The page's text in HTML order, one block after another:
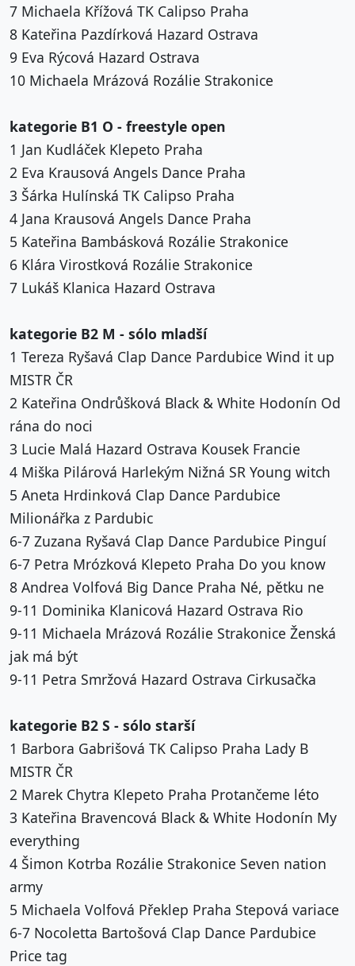
7 Michaela Křížová TK Calipso Praha
8 Kateřina Pazdírková Hazard Ostrava
9 Eva Rýcová Hazard Ostrava
10 Michaela Mrázová Rozálie Strakonice
kategorie B1 O - freestyle open
1 Jan Kudláček Klepeto Praha
2 Eva Krausová Angels Dance Praha
3 Šárka Hulínská TK Calipso Praha
4 Jana Krausová Angels Dance Praha
5 Kateřina Bambásková Rozálie Strakonice
6 Klára Virostková Rozálie Strakonice
7 Lukáš Klanica Hazard Ostrava
kategorie B2 M - sólo mladší
1 Tereza Ryšavá Clap Dance Pardubice Wind it up
MISTR ČR
2 Kateřina Ondrůšková Black & White Hodonín Od
rána do noci
3 Lucie Malá Hazard Ostrava Kousek Francie
4 Miška Pilárová Harlekým Nižná SR Young witch
5 Aneta Hrdinková Clap Dance Pardubice
Milionářka z Pardubic
6-7 Zuzana Ryšavá Clap Dance Pardubice Pinguí
6-7 Petra Mrózková Klepeto Praha Do you know
8 Andrea Volfová Big Dance Praha Né, pětku ne
9-11 Dominika Klanicová Hazard Ostrava Rio
9-11 Michaela Mrázová Rozálie Strakonice Ženská
jak má být
9-11 Petra Smržová Hazard Ostrava Cirkusačka
kategorie B2 S - sólo starší
1 Barbora Gabrišová TK Calipso Praha Lady B
MISTR ČR
2 Marek Chytra Klepeto Praha Protančeme léto
3 Kateřina Bravencová Black & White Hodonín My
everything
4 Šimon Kotrba Rozálie Strakonice Seven nation
army
5 Michaela Volfová Překlep Praha Stepová variace
6-7 Nocoletta Bartošová Clap Dance Pardubice
Price tag